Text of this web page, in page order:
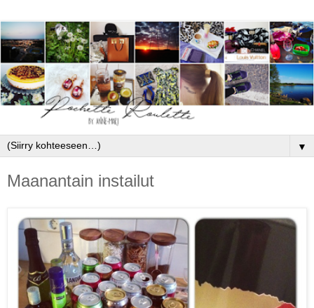
▼
Maanantain instailut